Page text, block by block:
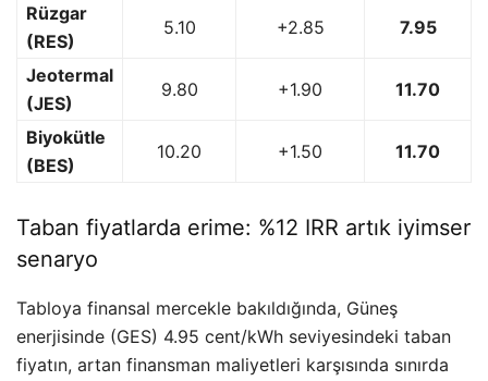
Rüzgar
(RES)
5.10 +2.85 7.95
Jeotermal
(JES)
9.80 +1.90 11.70
Biyokütle
(BES)
10.20 +1.50 11.70
Taban fiyatlarda erime: %12 IRR artık iyimser
senaryo
Tabloya finansal mercekle bakıldığında, Güneş
enerjisinde (GES) 4.95 cent/kWh seviyesindeki taban
fiyatın, artan finansman maliyetleri karşısında sınırda